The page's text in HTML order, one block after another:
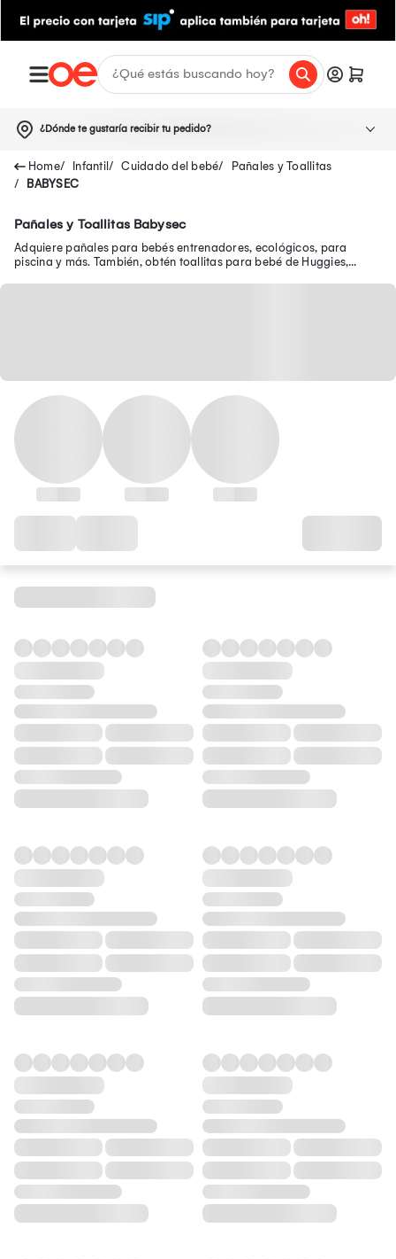
¿Dónde te gustaría recibir tu pedido?
Infantil Cuidado del bebé
Pañales y Toallitas
BABYSEC
Pañales y Toallitas Babysec
Adquiere pañales para bebés entrenadores, ecológicos, para
piscina y más. También, obtén toallitas para bebé de Huggies,